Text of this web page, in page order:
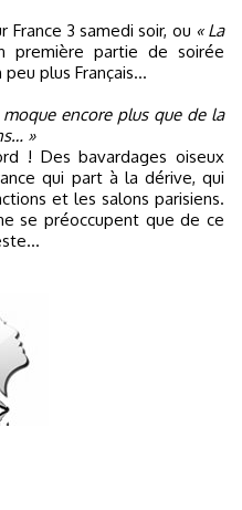
France 3 samedi soir, ou « La
première partie de soirée
plus Français…
encore plus que de la
»
! Des bavardages oiseux
qui part à la dérive, qui
et les salons parisiens.
se préoccupent que de ce